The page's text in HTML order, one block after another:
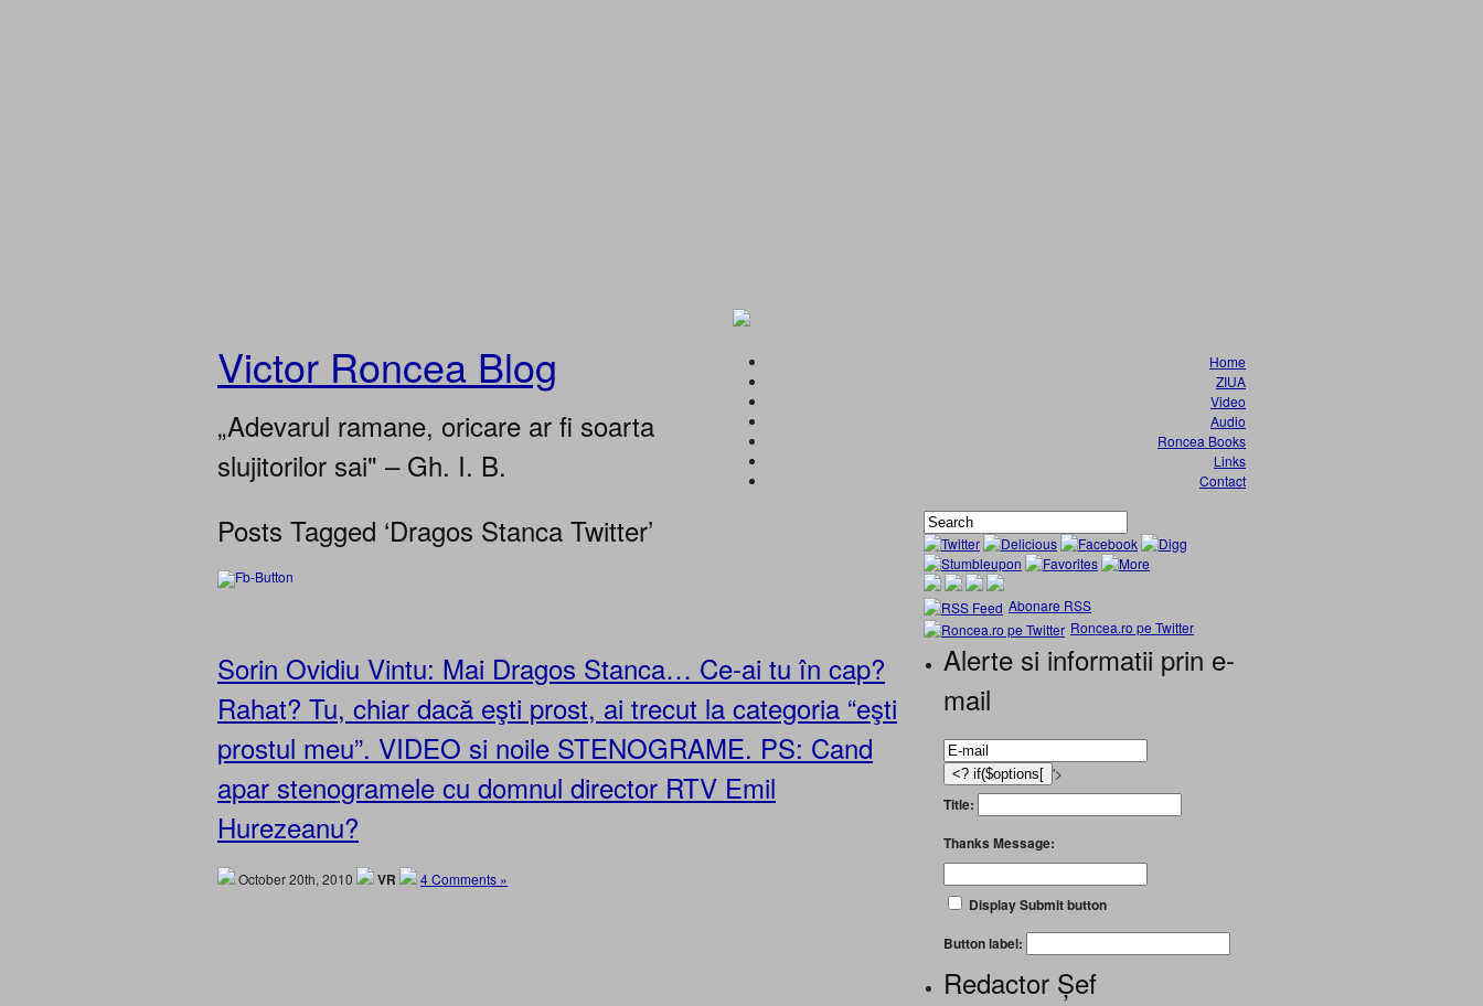
Victor Roncea Blog
„Adevarul ramane, oricare ar fi soarta
slujitorilor sai" – Gh. I. B.
Home
ZIUA
Video
Audio
Roncea Books
Links
Contact
Posts Tagged ‘Dragos Stanca Twitter’
Sorin Ovidiu Vintu: Mai Dragos Stanca… Ce-ai tu în cap?
Rahat? Tu, chiar dacă eşti prost, ai trecut la categoria “eşti
prostul meu”. VIDEO si noile STENOGRAME. PS: Cand
apar stenogramele cu domnul director RTV Emil
Hurezeanu?
October 20th, 2010 VR 4 Comments »
Abonare RSS
Roncea.ro pe Twitter
Alerte si informatii prin e-
mail
'>
Title:
Thanks Message:
Display Submit button
Button label:
Redactor Șef